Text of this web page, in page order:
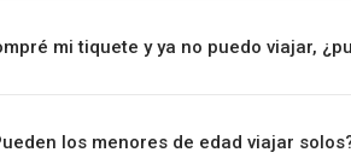
mi tiquete y ya no puedo viajar,
los menores de edad viajar